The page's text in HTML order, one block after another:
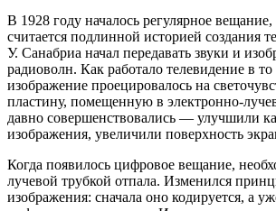
В 1928 году началось регулярное вещание,
считается подлинной историей создания
У. Санабриа начал передавать звуки и
радиоволн. Как работало телевидение в то
изображение проецировалось на
пластину, помещенную в электронно-
давно совершенствовались — улучшили
изображения, увеличили поверхность
Когда появилось цифровое вещание,
лучевой трубкой отпала. Изменился
изображения: сначала оно кодируется, а